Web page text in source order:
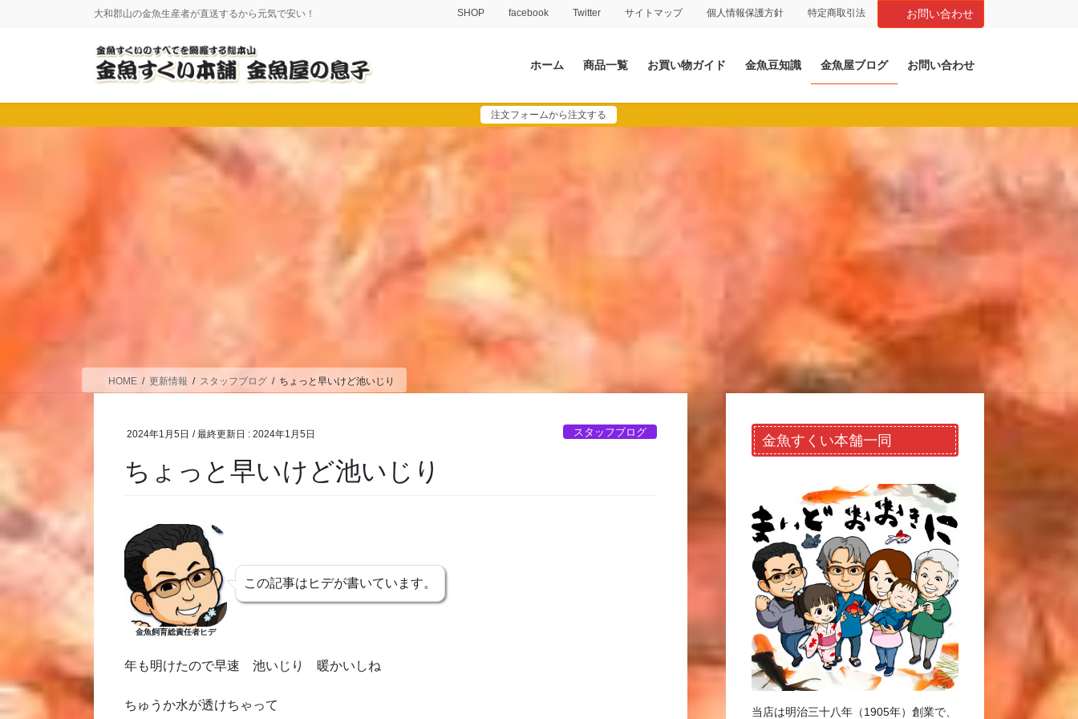
に
移
ョ
ン
大和郡山の金魚生産者が直送するから元気で安い！ SHOP facebook Twitter サイトマップ 個人情報保護方針 特定商取引法 お問い合わせ
ホーム 商品一覧 お買い物ガイド 金魚豆知識 金魚屋ブログ お問い合わせ
注文フォームから注文する
HOME 更新情報 スタッフブログ ちょっと早いけど池いじり
2024年1月5日 / 最終更新日 :2024年1月5日 スタッフブログ
ちょっと早いけど池いじり
金魚飼育総責任者ヒデ
この記事はヒデが書いています。
年も明けたので早速 池いじり 暖かいしね
ちゅうか水が透けちゃって
金魚すくい本舗一同
当店は明治三十八年（1905年）創業で、